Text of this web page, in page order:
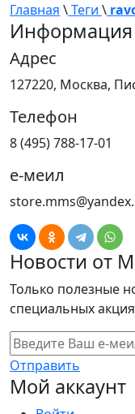
Главная \Теги \
Информация
Адрес
127220, Москва,
Телефон
8 (495) 788-17-01
е-меил
Новости от
Только полезные
специальных
Отправить
Мой аккаунт